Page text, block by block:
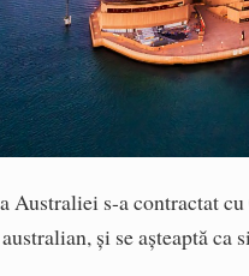
Australiei s-a contractat
și se așteaptă ca